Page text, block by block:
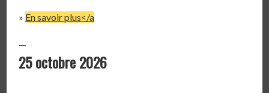
» En savoir plus</a
—
25 octobre 2026